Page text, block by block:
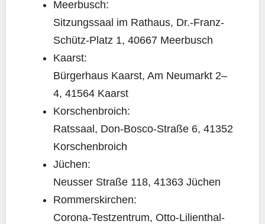
Meer­busch:
Sit­zungs­saal im Rat­haus, Dr.-Franz-
Schütz-Platz 1, 40667 Meerbusch
Kaarst:
Bür­ger­haus Kaarst, Am Neu­markt 2–
4, 41564 Kaarst
Kor­schen­broich:
Rats­saal, Don-Bosco-Stra­ße 6, 41352
Korschenbroich
Jüchen:
Neus­ser Stra­ße 118, 41363 Jüchen
Rom­mers­kir­chen:
Coro­na-Test­zen­trum, Otto-Lili­en­thal-